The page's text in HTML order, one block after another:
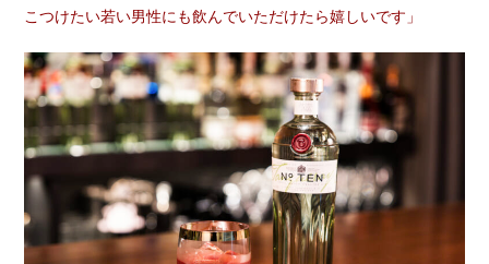
こつけたい若い男性にも飲んでいただけたら嬉しいです」